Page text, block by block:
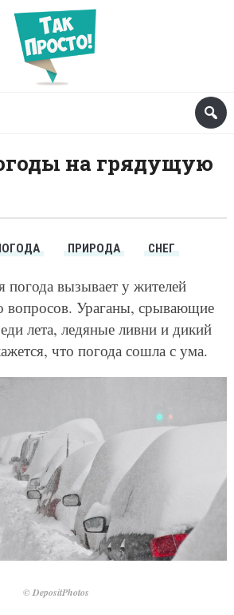
на грядущую
ПРИРОДА СНЕГ
погода вызывает у жителей
вопросов. Ураганы, срывающие
лета, ледяные ливни и дикий
что погода сошла с ума.
© DepositPhotos